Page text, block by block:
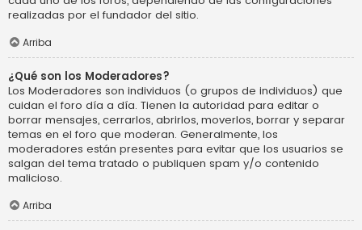
realizadas por el fundador del sitio.
Arriba
¿Qué son los Moderadores?
Los Moderadores son individuos (o grupos de individuos) que
cuidan el foro día a día. Tienen la autoridad para editar o
borrar mensajes, cerrarlos, abrirlos, moverlos, borrar y separar
temas en el foro que moderan. Generalmente, los
moderadores están presentes para evitar que los usuarios se
salgan del tema tratado o publiquen spam y/o contenido
malicioso.
Arriba